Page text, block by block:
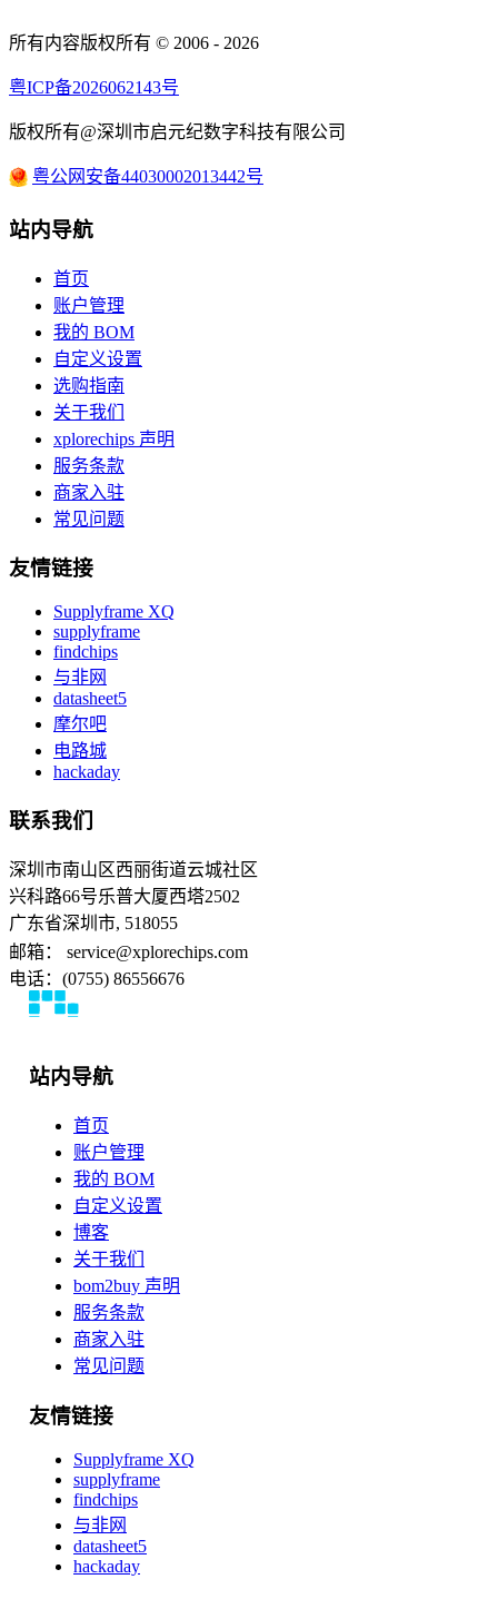
所有内容版权所有 © 2006 - 2026
粤ICP备2026062143号
版权所有@深圳市启元纪数字科技有限公司
粤公网安备44030002013442号
站内导航
首页
账户管理
我的 BOM
自定义设置
选购指南
关于我们
xplorechips 声明
服务条款
商家入驻
常见问题
友情链接
Supplyframe XQ
supplyframe
findchips
与非网
datasheet5
摩尔吧
电路城
hackaday
联系我们
深圳市南山区西丽街道云城社区
兴科路66号乐普大厦西塔2502
广东省深圳市, 518055
邮箱： service@xplorechips.com
电话：(0755) 86556676
站内导航
首页
账户管理
我的 BOM
自定义设置
博客
关于我们
bom2buy 声明
服务条款
商家入驻
常见问题
友情链接
Supplyframe XQ
supplyframe
findchips
与非网
datasheet5
hackaday